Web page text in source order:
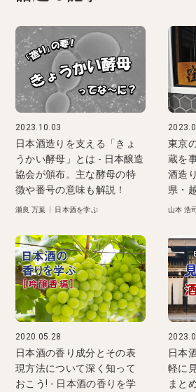
2023.10.03
日本酒造りを支える「きょ
うかい酵母」とは - 日本醸造
協会が頒布。主な酵母の特
徴や番号の意味も解説！
瀬良 万葉 日本酒を学ぶ
東京
蔵を
酒造
県・
山本 浩
2020.05.28
日本酒の香り成分とその表
現方法について深く知って
おこう! - 日本酒の香りを学
日本
軽に
まと